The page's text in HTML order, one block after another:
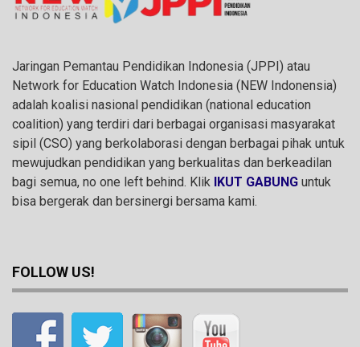
Jaringan Pemantau Pendidikan Indonesia (JPPI) atau
Network for Education Watch Indonesia (NEW Indonensia)
adalah koalisi nasional pendidikan (national education
coalition) yang terdiri dari berbagai organisasi masyarakat
sipil (CSO) yang berkolaborasi dengan berbagai pihak untuk
mewujudkan pendidikan yang berkualitas dan berkeadilan
bagi semua, no one left behind. Klik IKUT GABUNG untuk
bisa bergerak dan bersinergi bersama kami.
FOLLOW US!